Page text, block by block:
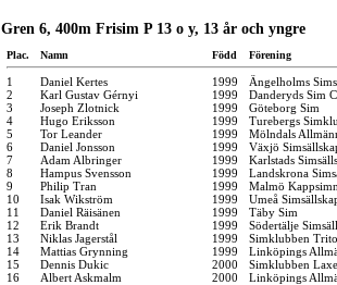
Gren 6, 400m Frisim P 13 o y, 13 år och yngre
Plac. Namn Född Förening
1 Daniel Kertes 1999
Ängelholms
2
Karl Gustav Gérnyi 1999
Danderyds Sim
3
Joseph Zlotnick 1999
Göteborg Sim
4
Hugo Eriksson 1999
Turebergs
5
Tor Leander 1999
Mölndals
6
Daniel Jonsson 1999
Växjö
7
Adam Albringer 1999
Karlstads
8
Hampus Svensson 1999
Landskrona
9
Philip Tran 1999
Malmö
10
Isak Wikström 1999
Umeå
11
Daniel Räisänen 1999
Täby Sim
12
Erik Brandt 1999
Södertälje
13
Niklas Jagerstål 1999
Simklubben
14
Mattias Grynning 1999
Linköpings
15
Dennis Dukic 2000
Simklubben
16
Albert Askmalm 2000 Linköpings